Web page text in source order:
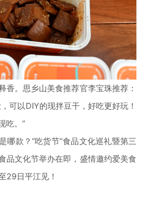
香。 思乡山美食推荐官李宝珠推荐：
可以DIY的现拌豆干，好吃更好玩！
。 ”
哪款？ “吃货节”食品文化巡礼暨第三
品文化节举办在即， 盛情邀约爱美食
29日平江见！